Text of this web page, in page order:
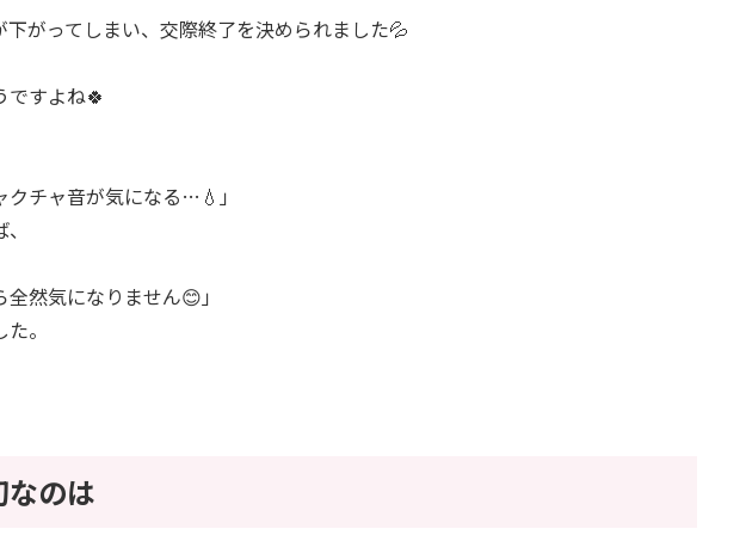
がってしまい、交際終了を決められました💦
ですよね🍀
チャ音が気になる…💧」
然気になりません😊」
。
のは